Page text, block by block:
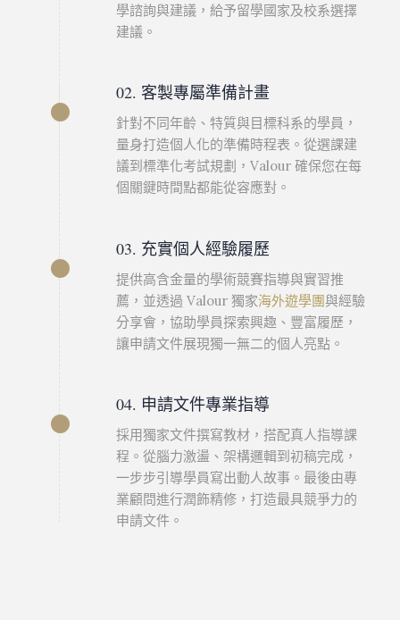
學諮詢與建議，給予留學國家及校系選擇
建議。
02. 客製專屬準備計畫
針對不同年齡、特質與目標科系的學員，
量身打造個人化的準備時程表。從選課建
議到標準化考試規劃，Valour 確保您在每
個關鍵時間點都能從容應對。
03. 充實個人經驗履歷
提供高含金量的學術競賽指導與實習推
薦，並透過 Valour 獨家海外遊學團與經驗
分享會，協助學員探索興趣、豐富履歷，
讓申請文件展現獨一無二的個人亮點。
04. 申請文件專業指導
採用獨家文件撰寫教材，搭配真人指導課
程。從腦力激盪、架構邏輯到初稿完成，
一步步引導學員寫出動人故事。最後由專
業顧問進行潤飾精修，打造最具競爭力的
申請文件。